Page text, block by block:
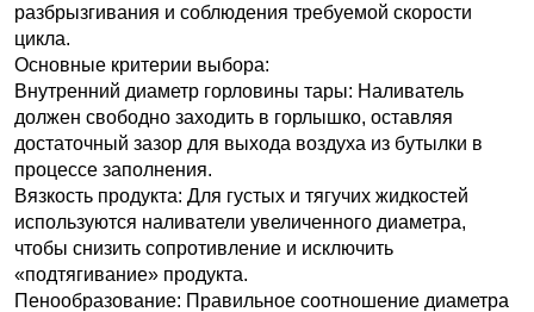
разбрызгивания и соблюдения требуемой скорости
цикла.
Основные критерии выбора:
Внутренний диаметр горловины тары: Наливатель
должен свободно заходить в горлышко, оставляя
достаточный зазор для выхода воздуха из бутылки в
процессе заполнения.
Вязкость продукта: Для густых и тягучих жидкостей
используются наливатели увеличенного диаметра,
чтобы снизить сопротивление и исключить
«подтягивание» продукта.
Пенообразование: Правильное соотношение диаметра